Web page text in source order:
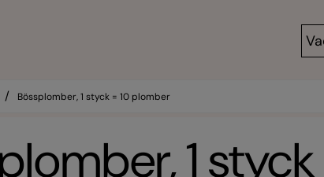
/ Bössplomber, 1 styck = 10 plomber
1